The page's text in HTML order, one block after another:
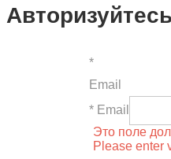
*
Email
* Email
Это поле
Please enter